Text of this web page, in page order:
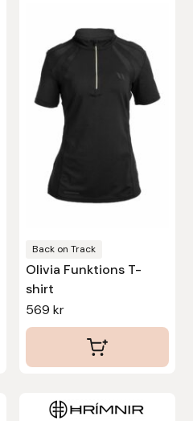
Back on Track
Olivia Funktions T-
shirt
569 kr
produkten
flera
varianter.
alternativen
väljas
produktsidan